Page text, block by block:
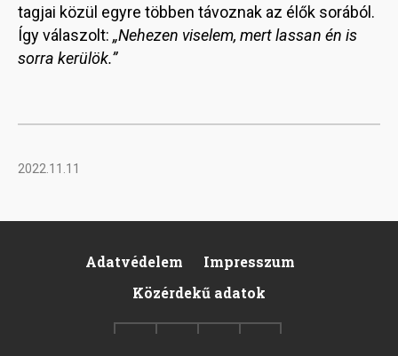
tagjai közül egyre többen távoznak az élők sorából.
Így válaszolt: „Nehezen viselem, mert lassan én is
sorra kerülök.”
2022.11.11
Footer
Adatvédelem
Impresszum
Közérdekű adatok